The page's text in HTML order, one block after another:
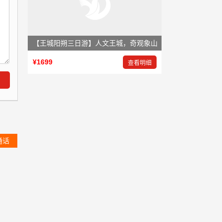
话
【王城阳朔三日游】人文王城，奇观象山
查看明细
¥1699